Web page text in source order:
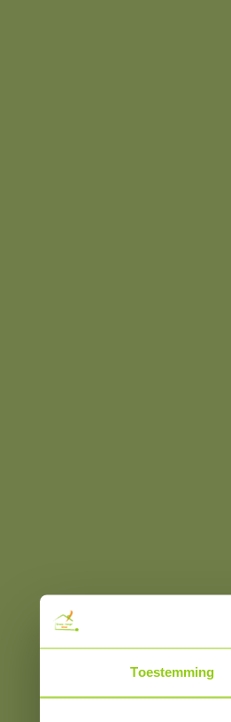
Toestemming